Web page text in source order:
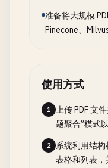
准备将大规模
Pinecone、
使用方式
1
上传 PDF 文
题聚合”模式
2
系统利用结构
表格和列表，